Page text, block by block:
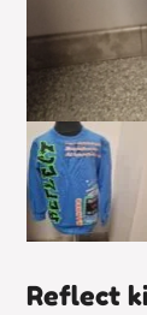
Reflect